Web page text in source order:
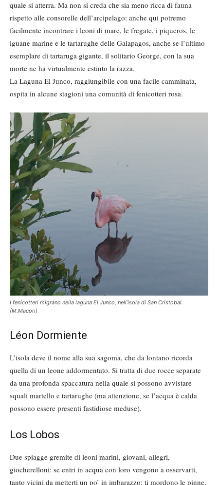
quale si atterra. Ma non si creda che sia meno ricca di fauna
rispetto alle consorelle dell’arcipelago: anche qui potremo
facilmente incontrare i leoni di mare, le fregate, i piqueros, le
iguane marine e le tartarughe delle Galapagos, anche se l’ultimo
esemplare di tartaruga gigante, il solitario George, con la sua
morte ne ha virtualmente estinto la razza.
La Laguna El Junco, raggiungibile con una facile camminata,
ospita in alcune stagioni una comunità di fenicotteri rosa.
I fenicotteri migrano nella laguna El Junco, nell’isola di San Cristobal.
(M.Macori)
Léon Dormiente
L’isola deve il nome alla sua sagoma, che da lontano ricorda
quella di un leone addormentato. Si tratta di due rocce separate
da una profonda spaccatura nella quale si possono avvistare
squali martello e tartarughe (ma attenzione, se l’acqua è calda
possono essere presenti fastidiose meduse).
Los Lobos
Due spiagge gremite di leoni marini, giovani, allegri,
giocherelloni: se entri in acqua con loro vengono a osservarti,
tanto vicini da metterti un po’ in imbarazzo: ti mordono le pinne,